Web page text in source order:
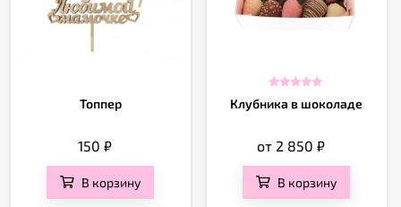
Топпер
150₽
В корзину
Клубника в шоколаде
от 2 850₽
В корзину